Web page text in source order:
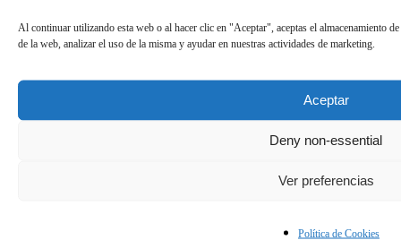
Al continuar utilizando esta web o al hacer clic en "Aceptar", aceptas el almacenamiento
de la web, analizar el uso de la misma y ayudar en nuestras actividades de marketing.
Aceptar
Deny non-essential
Ver preferencias
Política de Cookies